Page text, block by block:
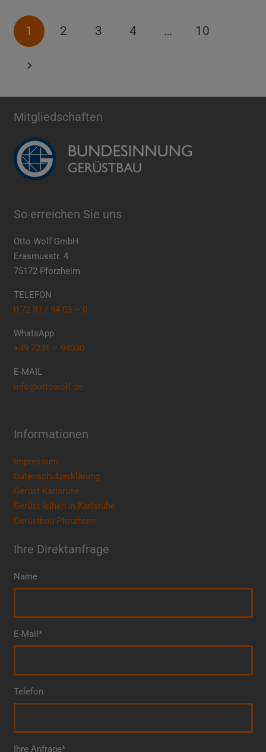
1 2 3 4 … 10
Mitgliedschaften
So erreichen Sie uns
Otto Wolf GmbH
Erasmusstr. 4
75172 Pforzheim
TELEFON
0 72 31 / 94 03 – 0
WhatsApp
+49 7231 – 94030
E-MAIL
info@ottowolf.de
Informationen
Impressum
Datenschutzerklärung
Gerüst Karlsruhe
Gerüst leihen in Karlsruhe
Gerüstbau Pforzheim
Ihre Direktanfrage
Name
E-Mail*
Telefon
Ihre Anfrage*